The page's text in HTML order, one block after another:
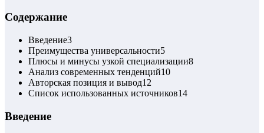
Содержание
Введение3
Преимущества универсальности5
Плюсы и минусы узкой специализации8
Анализ современных тенденций10
Авторская позиция и вывод12
Список использованных источников14
Введение